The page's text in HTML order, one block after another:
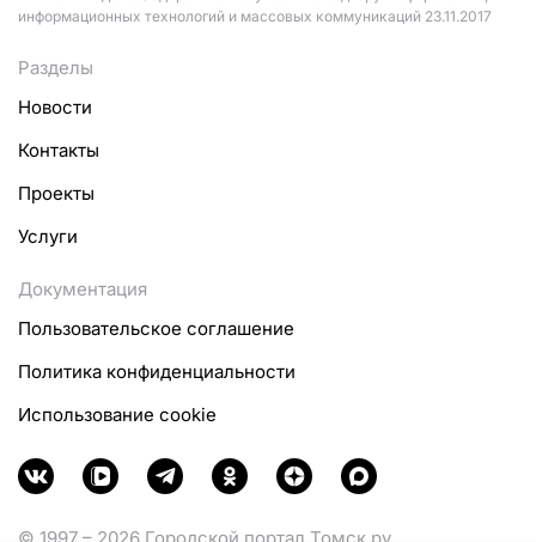
информационных технологий и массовых коммуникаций 23.11.2017
Разделы
Новости
Контакты
Проекты
Услуги
Документация
Пользовательское соглашение
Политика конфиденциальности
Использование cookie